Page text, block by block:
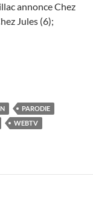
annonce Chez
Jules (6);
PARODIE
WEBTV